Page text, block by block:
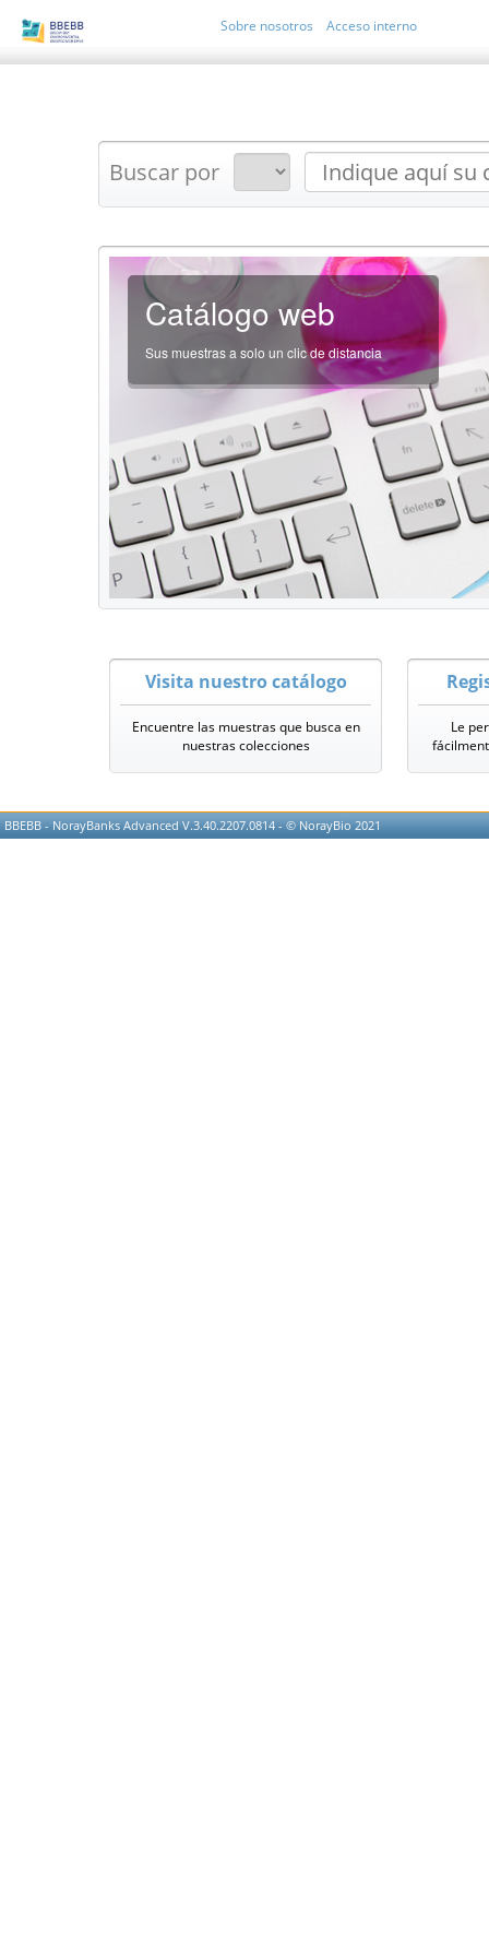
Sobre nosotros Acceso interno
Buscar por
Catálogo web
Sus muestras a solo un clic de distancia
Visita nuestro catálogo
Encuentre las muestras que busca en
nuestras colecciones
Le
BBEBB - NorayBanks Advanced V.3.40.2207.0814 - © NorayBio 2021